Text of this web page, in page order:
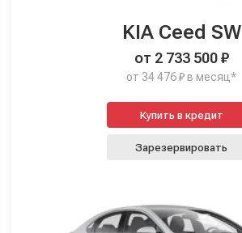
KIA Ceed SW
от 2 733 500 ₽
от 34 476 ₽ в месяц*
Купить в кредит
Зарезервировать